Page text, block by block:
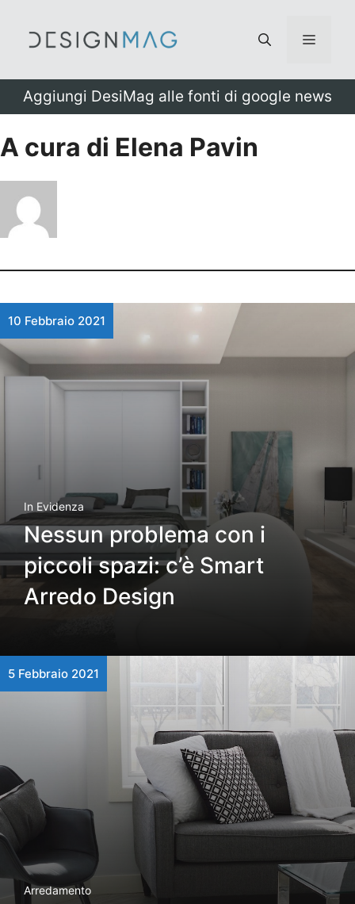
Menu
Aggiungi DesiMag alle fonti di google news
A cura di Elena Pavin
10 Febbraio 2021
In Evidenza
Nessun problema con i
piccoli spazi: c’è Smart
Arredo Design
5 Febbraio 2021
Arredamento